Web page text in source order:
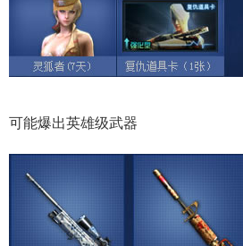
可能爆出英雄级武器